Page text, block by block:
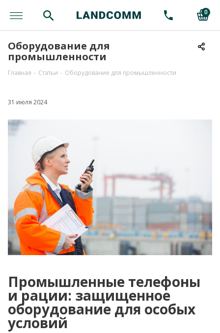
0
Оборудование для
промышленности
Главная - Статьи - Оборудование для промышленности
31 июля 2024
Промышленные телефоны
и рации: защищенное
оборудование для особых
условий